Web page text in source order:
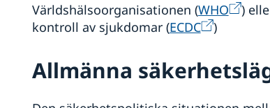
Världshälsoorganisationen (WHO
)
kontroll av sjukdomar (ECDC )
Allmänna